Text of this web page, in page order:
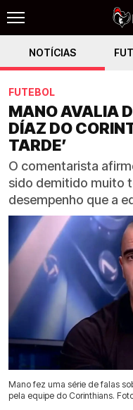
NOTÍCIAS
FUTEBOL
MANO AVALIA
DÍAZ DO
TARDE’
O comentarista
sido demitido muito
desempenho que a
Mano fez uma série de falas
pela equipe do Corinthians.